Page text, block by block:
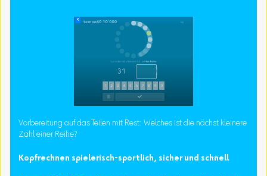
Vorbereitung auf das Teilen mit Rest: Welches ist die nächst kleinere
Zahl einer Reihe?
Kopfrechnen spielerisch-sportlich, sicher und schnell